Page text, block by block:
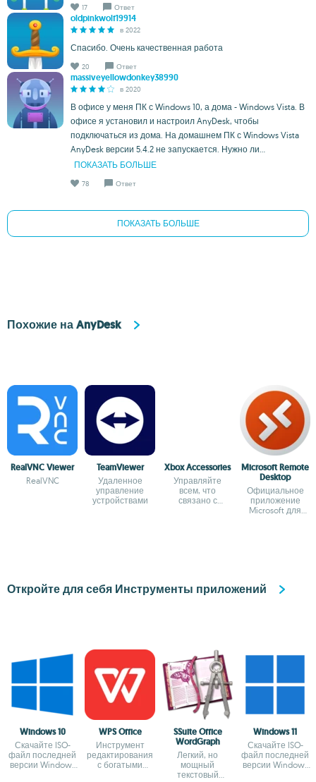
17 Ответ
oldpinkwolf19914
в 2022
Спасибо. Очень качественная работа
20 Ответ
massiveyellowdonkey38990
в 2020
В офисе у меня ПК с Windows 10, а дома - Windows Vista. В
офисе я установил и настроил AnyDesk, чтобы
подключаться из дома. На домашнем ПК с Windows Vista
AnyDesk версии 5.4.2 не запускается. Нужно ли...
ПОКАЗАТЬ БОЛЬШЕ
78 Ответ
ПОКАЗАТЬ БОЛЬШЕ
Похожие на AnyDesk
RealVNC Viewer
RealVNC
TeamViewer
Удаленное
управление
устройствами
Xbox Accessories
Управляйте
всем, что
связано с
Microsoft Remote
Desktop
Официальное
приложение
Microsoft для
Откройте для себя Инструменты приложений
Windows 10
Скачайте ISO-
файл последней
версии Windows
WPS Office
Инструмент
редактирования
с богатыми
SSuite Office
WordGraph
Легкий, но
мощный
текстовый
Windows 11
Скачайте ISO-
файл последней
версии Windows